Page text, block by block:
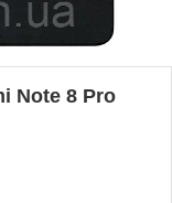
Note 8 Pro